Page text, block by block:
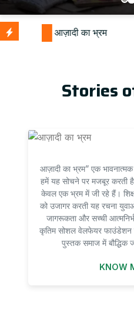
Stories
आज़ादी का भ्रम” एक
हमें यह सोचने पर मजबूर करती
केवल एक भ्रम में जी रहे हैं।
को उजागर करती यह रचना
जागरूकता और सच्ची
कृतिम सोशल वेलफेयर फाउंडेशन
पुस्तक समाज में बौद्धिक
KNOW